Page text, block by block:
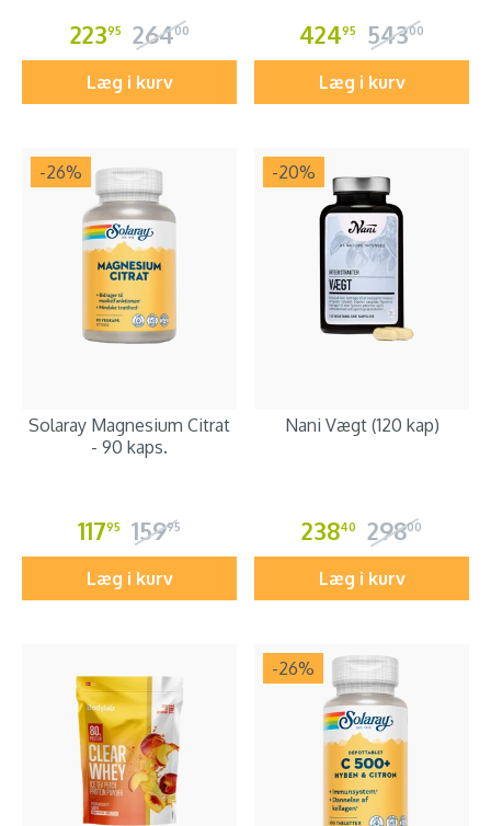
22395 26400
Læg i kurv
42495 54300
Læg i kurv
-26%
Solaray Magnesium Citrat
- 90 kaps.
11795 15995
Læg i kurv
-20%
Nani Vægt (120 kap)
23840 29800
Læg i kurv
-26%